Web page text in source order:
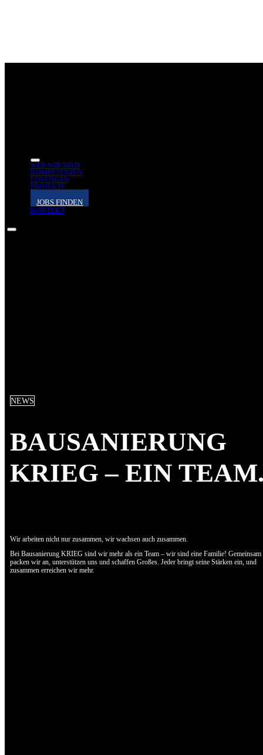
WER WIR SIND
KOMPETENZEN
LÖSUNGEN
PROJEKTE
JOBS FINDEN
KONTAKT
NEWS
BAUSANIERUNG
KRIEG – EIN
Wir arbeiten nicht nur zusammen, wir wachsen auch zusammen.
Bei Bausanierung KRIEG sind wir mehr als ein Team – wir sind eine Familie! Gemeinsam
packen wir an, unterstützen uns und schaffen Großes. Jeder bringt seine Stärken ein, und
zusammen erreichen wir mehr.